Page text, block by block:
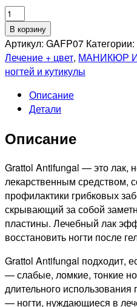
Количество
товара
GRATTOL
Лечебный
лак
ногтей
Nail
9мл
В корзину
Артикул: GAFP07 Категории:
Лечение + цвет, МАНИКЮР
ногтей и кутикулы
Описание
Детали
Описание
Grattol Antifungal — это лак,
лекарственным средством,
профилактики грибковых
скрывающий за собой
пластины. Лечебный лак
восстановить ногти после
Grattol Antifungal подходит,
— слабые, ломкие, тонкие
длительного использования
— ногти, нуждающиеся в